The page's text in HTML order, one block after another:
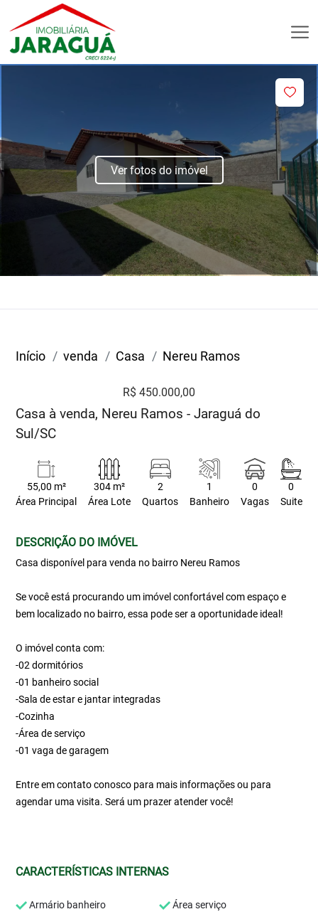
Ver fotos do imóvel
Início venda Casa Nereu Ramos
R$ 450.000,00
Casa à venda, Nereu Ramos - Jaraguá do
Sul/SC
55,00 m²
Área Principal
304 m²
Área Lote
2
Quartos
1
Banheiro
0
Vagas
0
Suite
DESCRIÇÃO DO IMÓVEL
Casa disponível para venda no bairro Nereu Ramos
Se você está procurando um imóvel confortável com espaço e
bem localizado no bairro, essa pode ser a oportunidade ideal!
O imóvel conta com:
-02 dormitórios
-01 banheiro social
-Sala de estar e jantar integradas
-Cozinha
-Área de serviço
-01 vaga de garagem
Entre em contato conosco para mais informações ou para
agendar uma visita. Será um prazer atender você!
CARACTERÍSTICAS INTERNAS
Armário banheiro Área serviço